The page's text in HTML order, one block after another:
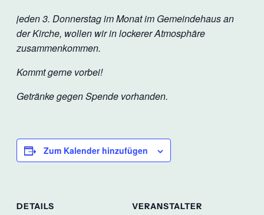
jeden 3. Donnerstag im Monat im Gemeindehaus an
der Kirche, wollen wir in lockerer Atmosphäre
zusammenkommen.
Kommt gerne vorbei!
Getränke gegen Spende vorhanden.
Zum Kalender hinzufügen
DETAILS VERANSTALTER